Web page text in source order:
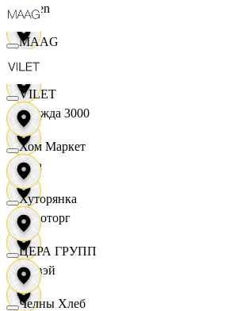
Seven
XC
Одежда 3000
Zara
Агроторг
Амвэй
MAAG
VILET
Хом Маркет
Хуторянка
ЦЕРА ГРУПП
Челны Хлеб